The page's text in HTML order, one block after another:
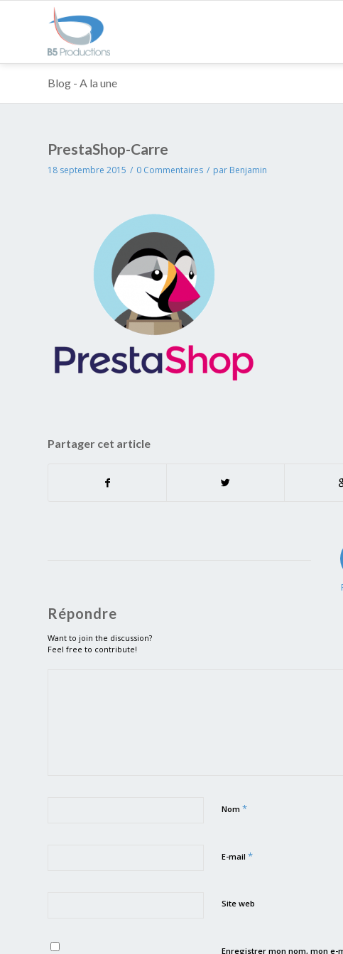
Blog - A la une
PrestaShop-Carre
18 septembre 2015 / 0 Commentaires / par Benjamin
Partager cet article
Répondre
Want to join the discussion?
Feel free to contribute!
Nom *
E-mail *
Site web
Enregistrer mon nom, mon e-